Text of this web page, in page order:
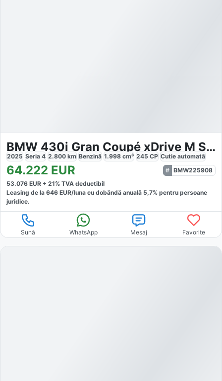
BMW 430i Gran Coupé xDrive M Sportpaket Pro
2025 Seria 4 2.800 km Benzină 1.998 cm³ 245 CP Cutie automată
64.222 EUR
BMW225908
53.076 EUR + 21% TVA deductibil
Leasing de la 646 EUR/luna cu dobăndă anuală 5,7% pentru persoane
juridice.
Sună WhatsApp Mesaj Favorite